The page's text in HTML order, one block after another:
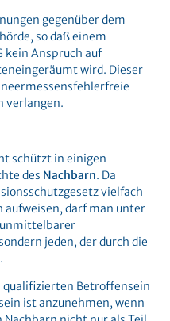
gegenüber dem
so daß einem
kein Anspruch auf
wird. Dieser
verlangen.
schützt in einigen
des Nachbarn. Da
vielfach
darf man unter
jeden, der durch die
qualifizierten Betroffensein
ist anzunehmen, wenn